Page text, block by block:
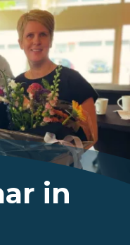
in